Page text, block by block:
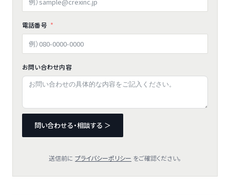
電話番号
お問い合わせ内容
問い合わせる・相談する ＞
送信前に プライバシーポリシー をご確認ください。